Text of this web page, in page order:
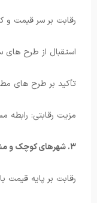
رقابت بر سر قیمت و
استقبال از طرح
تأکید بر طرح های
مزیت رقابتی: رابطه
۳. شهرهای کوچک و مناطق کمتر برخوردار:
رقابت بر پایه قیمت